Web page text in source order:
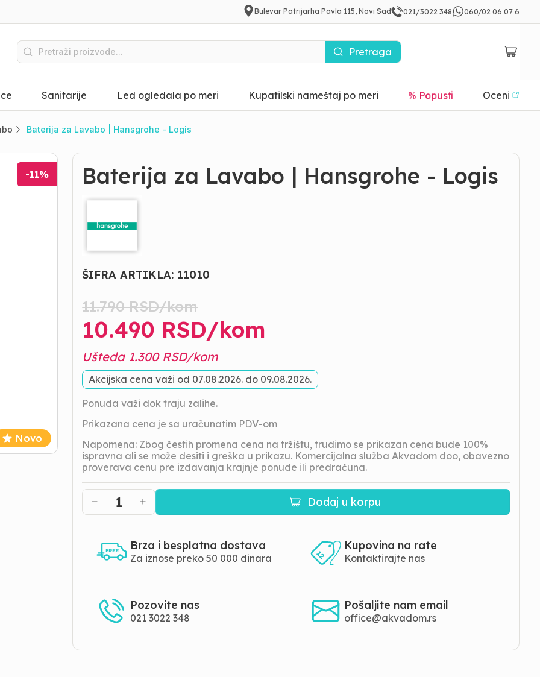
Bulevar Patrijarha Pavla 115, Novi Sad 021/3022 348 060/02 06 07 6
Pretraga
Sanitarije Led ogledala po meri Kupatilski nameštaj po meri % Popusti Oceni
Baterija za Lavabo | Hansgrohe - Logis
-11%
Novo
Baterija za Lavabo | Hansgrohe - Logis
ŠIFRA ARTIKLA: 11010
11.790RSD/kom
10.490 RSD/kom
Ušteda 1.300RSD/kom
Akcijska cena važi od 07.08.2026. do 09.08.2026.
Ponuda važi dok traju zalihe.
Prikazana cena je sa uračunatim PDV-om
Napomena: Zbog čestih promena cena na tržištu, trudimo se prikazan cena bude 100%
ispravna ali se može desiti i greška u prikazu. Komercijalna služba Akvadom doo, obavezno
proverava cenu pre izdavanja krajnje ponude ili predračuna.
1 Dodaj u korpu
Brza i besplatna dostava
Za iznose preko 50 000 dinara
Kupovina na rate
Kontaktirajte nas
Pozovite nas
021 3022 348
Pošaljite nam email
office@akvadom.rs